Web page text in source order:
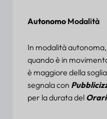
Autonomo Modalità
In modalità
quando è in
è maggiore della
segnala con
per la durata del